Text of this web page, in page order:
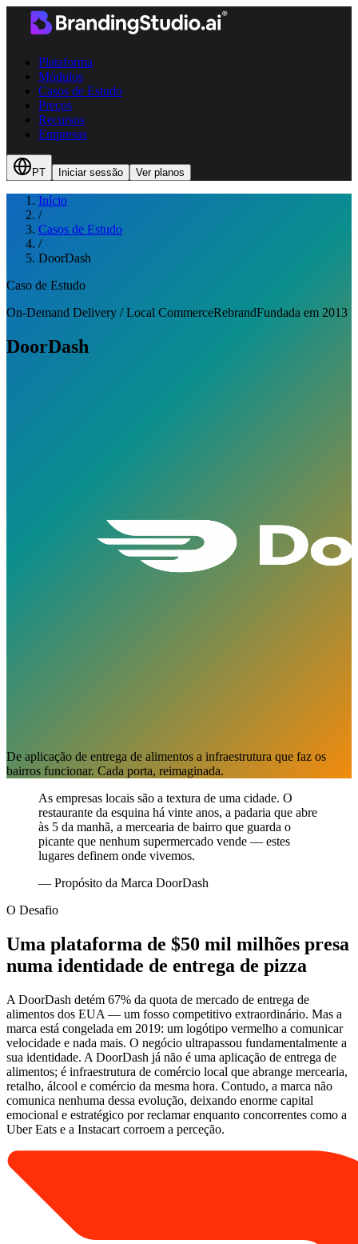
Plataforma
Módulos
Casos de Estudo
Preços
Recursos
Empresas
PT Iniciar sessão Ver planos
Início
/
Casos de Estudo
/
DoorDash
Caso de Estudo
On-Demand Delivery / Local CommerceRebrandFundada em 2013
DoorDash
De aplicação de entrega de alimentos a infraestrutura que faz os
bairros funcionar. Cada porta, reimaginada.
As empresas locais são a textura de uma cidade. O
restaurante da esquina há vinte anos, a padaria que abre
às 5 da manhã, a mercearia de bairro que guarda o
picante que nenhum supermercado vende — estes
lugares definem onde vivemos.
— Propósito da Marca DoorDash
O Desafio
Uma plataforma de $50 mil milhões presa
numa identidade de entrega de pizza
A DoorDash detém 67% da quota de mercado de entrega de
alimentos dos EUA — um fosso competitivo extraordinário. Mas a
marca está congelada em 2019: um logótipo vermelho a comunicar
velocidade e nada mais. O negócio ultrapassou fundamentalmente a
sua identidade. A DoorDash já não é uma aplicação de entrega de
alimentos; é infraestrutura de comércio local que abrange mercearia,
retalho, álcool e comércio da mesma hora. Contudo, a marca não
comunica nenhuma dessa evolução, deixando enorme capital
emocional e estratégico por reclamar enquanto concorrentes como a
Uber Eats e a Instacart corroem a perceção.